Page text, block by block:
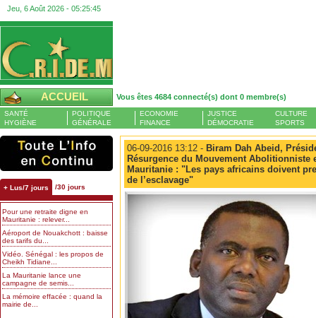
Jeu, 6 Août 2026 - 05:25:46
ACCUEIL Vous êtes 4684 connecté(s) dont 0 membre(s)
SANTÉ
HYGIÈNE
POLITIQUE
GÉNÉRALE
ECONOMIE
FINANCE
JUSTICE
DÉMOCRATIE
CULTURE
SPORTS
+ Lus/7 jours /30 jours
Pour une retraite digne en
Mauritanie : relever...
Aéroport de Nouakchott : baisse
des tarifs du...
Vidéo. Sénégal : les propos de
Cheikh Tidiane...
La Mauritanie lance une
campagne de semis...
La mémoire effacée : quand la
mairie de...
06-09-2016 13:12 - Biram Dah Abeid,
Résurgence du Mouvement Abolitionniste
Mauritanie : "Les pays africains doivent
de l’esclavage"